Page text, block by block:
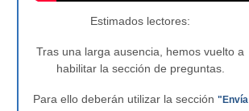
Estimados lectores:
Tras una larga ausencia, hemos vuelto a
habilitar la sección de preguntas.
Para ello deberán utilizar la sección "Envía